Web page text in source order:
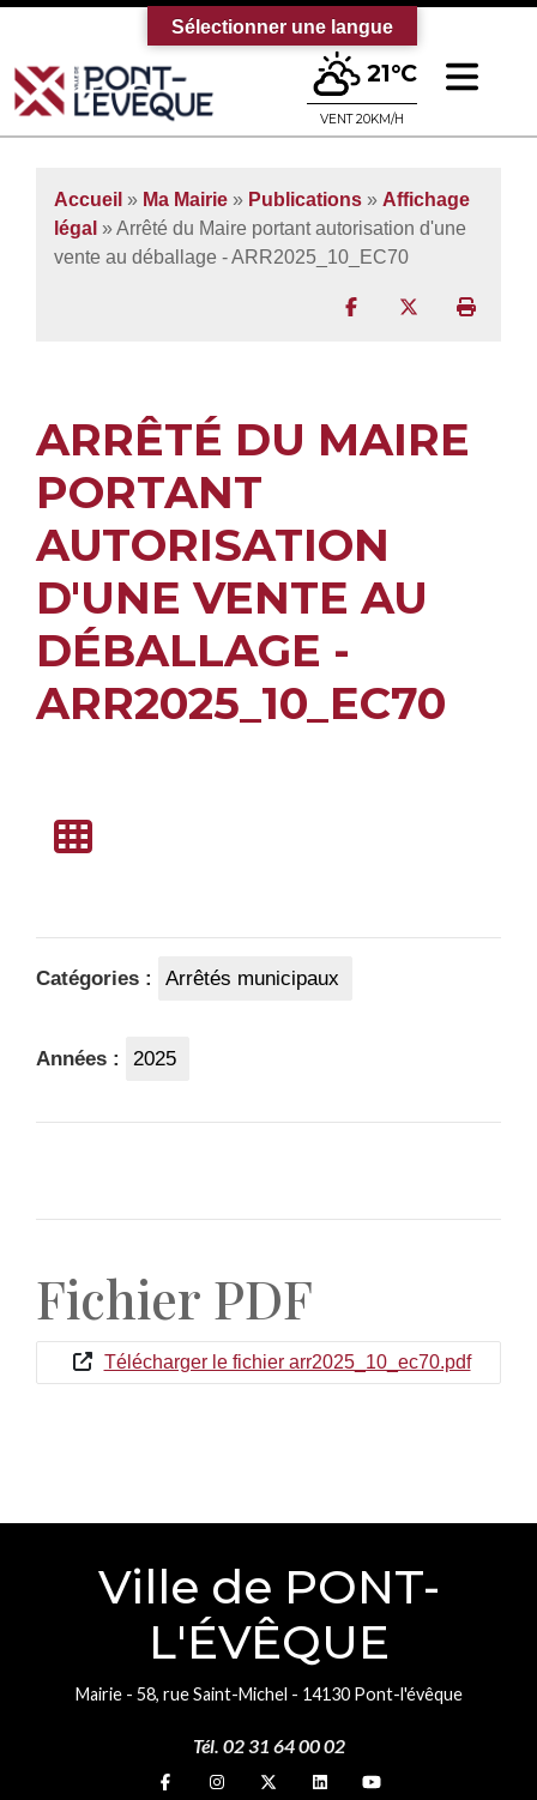
Bienvenue sur le site officiel de la
21°C
VENT 20KM/H
Accueil » Ma Mairie » Publications » Affichage
légal » Arrêté du Maire portant autorisation d'une
vente au déballage - ARR2025_10_EC70
Partager surPartager sur
ARRÊTÉ DU MAIRE
PORTANT
AUTORISATION
D'UNE VENTE AU
DÉBALLAGE -
ARR2025_10_EC70
Catégories : Arrêtés municipaux
Années : 2025
Fichier PDF
Télécharger le fichier arr2025_10_ec70.pdf
Ville de PONT-
L'ÉVÊQUE
Mairie - 58, rue Saint-Michel - 14130 Pont-l'évêque
Tél. 02 31 64 00 02
Suivez-nous sur
Suivez-nous sur
Suivez-nous sur
Suivez-nous sur
Suivez-nous sur
Sélectionner une langue